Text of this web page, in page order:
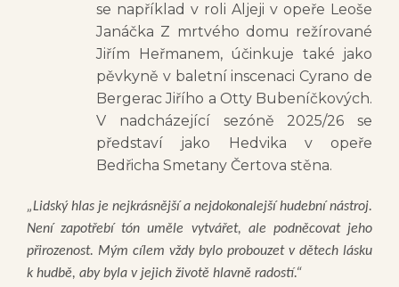
se například v roli Aljeji v opeře Leoše
Janáčka Z mrtvého domu režírované
Jiřím Heřmanem, účinkuje také jako
pěvkyně v baletní inscenaci Cyrano de
Bergerac Jiřího a Otty Bubeníčkových.
V nadcházející sezóně 2025/26 se
představí jako Hedvika v opeře
Bedřicha Smetany Čertova stěna.
„Lidský hlas je nejkrásnější a nejdokonalejší hudební nástroj.
Není zapotřebí tón uměle vytvářet, ale podněcovat jeho
přirozenost. Mým cílem vždy bylo probouzet v dětech lásku
k hudbě, aby byla v jejich životě hlavně radostí.“